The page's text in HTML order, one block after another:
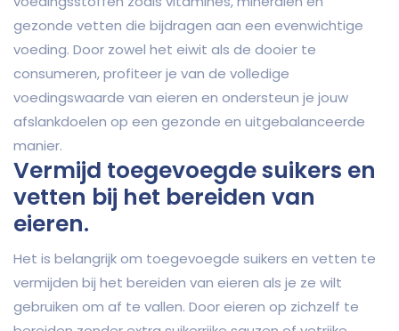
gezonde vetten die bijdragen aan een evenwichtige
voeding. Door zowel het eiwit als de dooier te
consumeren, profiteer je van de volledige
voedingswaarde van eieren en ondersteun je jouw
afslankdoelen op een gezonde en uitgebalanceerde
manier.
Vermijd toegevoegde suikers en
vetten bij het bereiden van
eieren.
Het is belangrijk om toegevoegde suikers en vetten te
vermijden bij het bereiden van eieren als je ze wilt
gebruiken om af te vallen. Door eieren op zichzelf te